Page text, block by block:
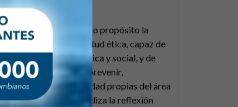
Endodoncia tiene como propósito la
alta calidad, con actitud ética, capaz de
biológica, sicológica y social, y de
campo clínico para prevenir,
de alta complejidad propias del área
el posgrado utiliza la reflexión